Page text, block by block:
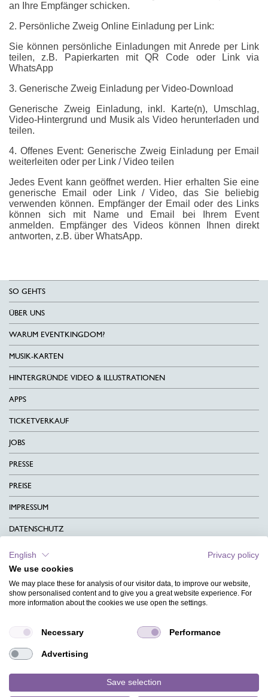
an Ihre Empfänger schicken.
2. Persönliche Zweig Online Einladung per Link:
Sie können persönliche Einladungen mit Anrede per Link
teilen, z.B. Papierkarten mit QR Code oder Link via
WhatsApp
3. Generische Zweig Einladung per Video-Download
Generische Zweig Einladung, inkl. Karte(n), Umschlag,
Video-Hintergrund und Musik als Video herunterladen und
teilen.
4. Offenes Event: Generische Zweig Einladung per Email
weiterleiten oder per Link / Video teilen
Jedes Event kann geöffnet werden. Hier erhalten Sie eine
generische Email oder Link / Video, das Sie beliebig
verwenden können. Empfänger der Email oder des Links
können sich mit Name und Email bei Ihrem Event
anmelden. Empfänger des Videos können Ihnen direkt
antworten, z.B. über WhatsApp.
SO GEHTS
ÜBER UNS
WARUM EVENTKINGDOM?
MUSIK-KARTEN
HINTERGRÜNDE VIDEO & ILLUSTRATIONEN
APPS
TICKETVERKAUF
JOBS
PRESSE
PREISE
IMPRESSUM
DATENSCHUTZ
KONTAKT
AGB
CHARITY
MAGAZIN
HILFE
English
Privacy policy
We use cookies
We may place these for analysis of our visitor data, to improve our website,
show personalised content and to give you a great website experience. For
more information about the cookies we use open the settings.
Necessary Performance
Advertising
Save selection